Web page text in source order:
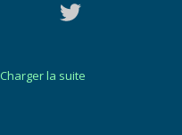
Charger la suite